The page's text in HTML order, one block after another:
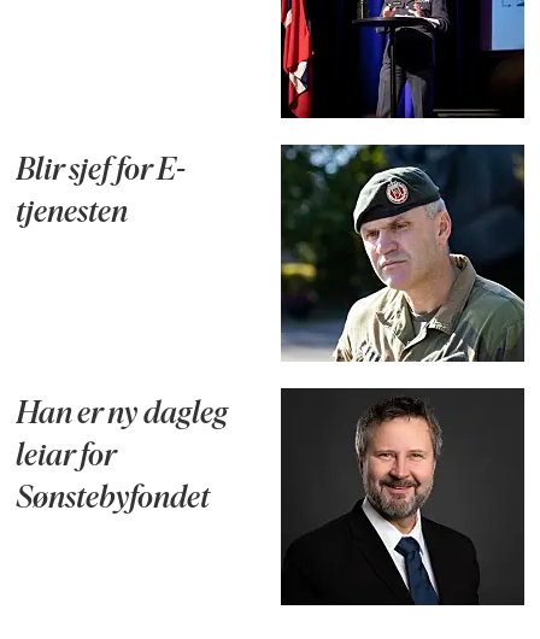
Blir sjef for E-
tjenesten
Han er ny dagleg
leiar for
Sønstebyfondet